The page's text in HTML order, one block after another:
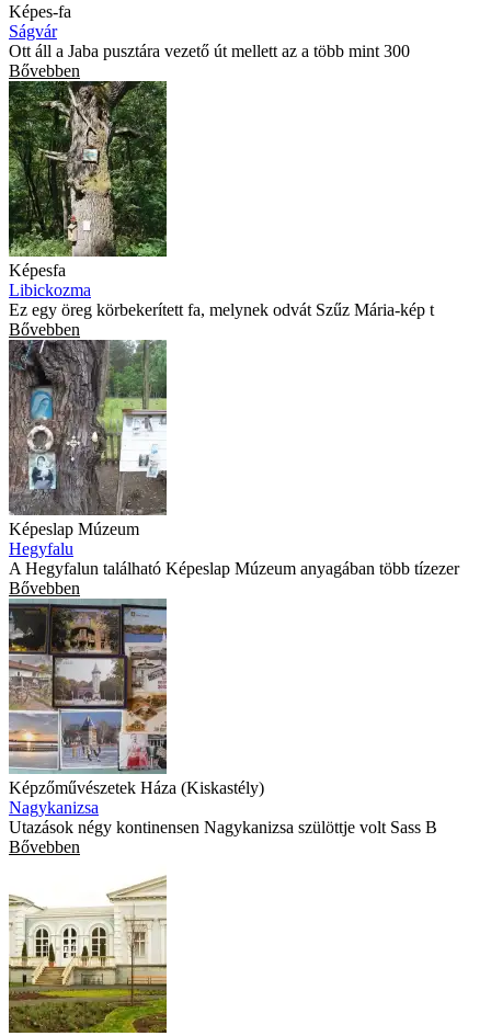
Képes-fa
Ságvár
Ott áll a Jaba pusztára vezető út mellett az a több mint 300
Bővebben
Képesfa
Libickozma
Ez egy öreg körbekerített fa, melynek odvát Szűz Mária-kép t
Bővebben
Képeslap Múzeum
Hegyfalu
A Hegyfalun található Képeslap Múzeum anyagában több tízezer
Bővebben
Képzőművészetek Háza (Kiskastély)
Nagykanizsa
Utazások négy kontinensen Nagykanizsa szülöttje volt Sass B
Bővebben